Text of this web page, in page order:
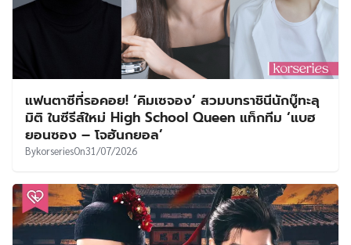
แฟนตาซีที่รอคอย! ‘คิมเซจอง’ สวมบทราชินีนักบู๊ทะลุ
มิติ ในซีรีส์ใหม่ High School Queen แท็กทีม ‘แบฮ
ยอนซอง – โจฮันกยอล’
BykorseriesOn31/07/2026